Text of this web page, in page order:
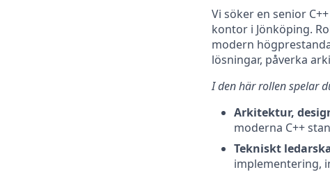
Vi söker en senior
kontor i Jönköping.
modern
lösningar, påverka
I den här rollen spelar
Arkitektur,
moderna C++
Tekniskt
implementering,